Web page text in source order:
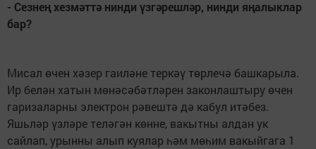
- Сезнең хезмәттә нинди үзгәрешләр, нинди яңалыклар
бар?
Мисал өчен хәзер гаиләне теркәү төрлечә башкарыла.
Ир белән хатын мөнәсәбәтләрен законлаштыру өчен
гаризаларны электрон рәвештә дә кабул итәбез.
Яшьләр үзләре теләгән көнне, вакытны алдан ук
сайлап, урынны алып куялар һәм мөһим вакыйгага 1